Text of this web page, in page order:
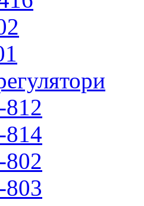
812
814
802
803